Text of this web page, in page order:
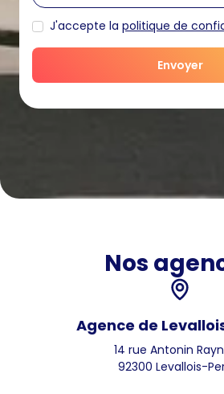
J'accepte la politique de
Nos
Agence de
14 rue Antonin
92300 Levallois-